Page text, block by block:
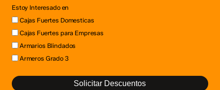
Estoy Interesado en
Cajas Fuertes Domesticas
Cajas Fuertes para Empresas
Armarios Blindados
Armeros Grado 3
Solicitar Descuentos